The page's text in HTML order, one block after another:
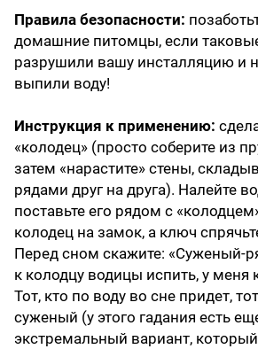
Правила безопасности:
домашние питомцы, если
разрушили вашу инсталляцию и
выпили воду!
Инструкция к применению:
«колодец» (просто соберите из
затем «нарастите» стены,
рядами друг на друга). Налейте
поставьте его рядом с
колодец на замок, а ключ
Перед сном скажите: «Суженый-
к колодцу водицы испить, у меня
Тот, кто по воду во сне придет,
суженый (у этого гадания есть
экстремальный вариант,